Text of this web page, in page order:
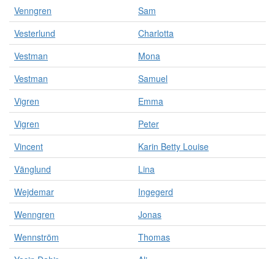
Venngren
Sam
Vesterlund
Charlotta
Vestman
Mona
Vestman
Samuel
Vigren
Emma
Vigren
Peter
Vincent
Karin Betty Louise
Vänglund
Lina
Wejdemar
Ingegerd
Wenngren
Jonas
Wennström
Thomas